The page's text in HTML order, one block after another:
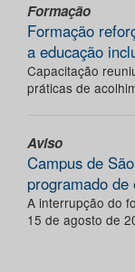
Formação
Formação
a educação
Capacitação
práticas de
Aviso
Campus de
programado
A interrupção do
15 de agosto de